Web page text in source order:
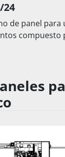
24
de panel para
compuesto